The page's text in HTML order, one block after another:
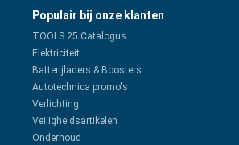
Populair bij onze klanten
TOOLS 25 Catalogus
Elektriciteit
Batterijladers & Boosters
Autotechnica promo's
Verlichting
Veiligheidsartikelen
Onderhoud